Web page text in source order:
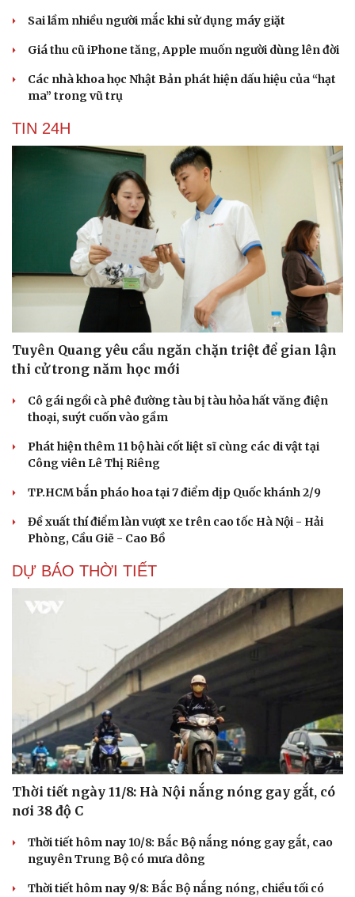
Cải chính
Sai lầm nhiều người mắc khi sử dụng máy giặt
Giá thu cũ iPhone tăng, Apple muốn người dùng lên đời
Các nhà khoa học Nhật Bản phát hiện dấu hiệu của “hạt
ma” trong vũ trụ
TIN 24H
Tuyên Quang yêu cầu ngăn chặn triệt để gian lận
thi cử trong năm học mới
Cô gái ngồi cà phê đường tàu bị tàu hỏa hất văng điện
thoại, suýt cuốn vào gầm
Phát hiện thêm 11 bộ hài cốt liệt sĩ cùng các di vật tại
Công viên Lê Thị Riêng
TP.HCM bắn pháo hoa tại 7 điểm dịp Quốc khánh 2/9
Đề xuất thí điểm làn vượt xe trên cao tốc Hà Nội - Hải
Phòng, Cầu Giẽ - Cao Bồ
DỰ BÁO THỜI TIẾT
Thời tiết ngày 11/8: Hà Nội nắng nóng gay gắt, có
nơi 38 độ C
Thời tiết hôm nay 10/8: Bắc Bộ nắng nóng gay gắt, cao
nguyên Trung Bộ có mưa dông
Thời tiết hôm nay 9/8: Bắc Bộ nắng nóng, chiều tối có